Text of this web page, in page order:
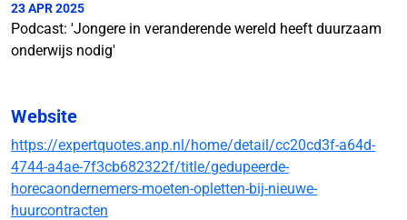
23 APR 2025
Podcast: 'Jongere in veranderende wereld heeft duurzaam
onderwijs nodig'
Website
https://expertquotes.anp.nl/home/detail/cc20cd3f-a64d-
4744-a4ae-7f3cb682322f/title/gedupeerde-
horecaondernemers-moeten-opletten-bij-nieuwe-
huurcontracten